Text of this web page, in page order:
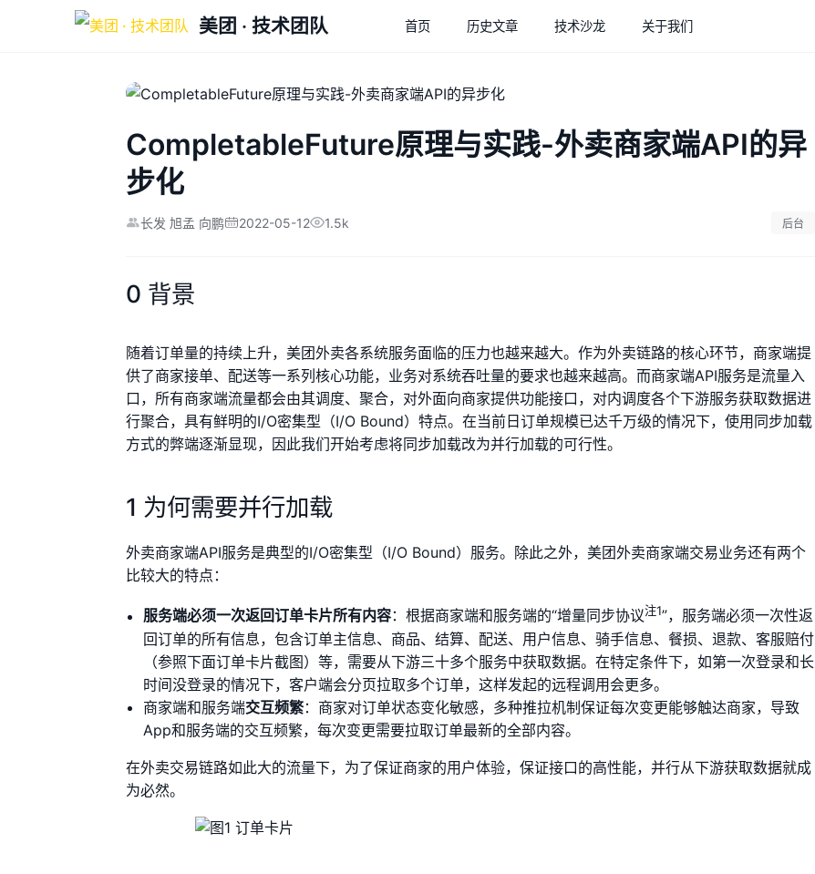
美团 · 技术团队 首页 历史文章 技术沙龙 关于我们
CompletableFuture原理与实践-外卖商家端API的异
步化
长发 旭孟 向鹏 2022-05-12 1.5k 后台
0 背景
随着订单量的持续上升，美团外卖各系统服务面临的压力也越来越大。作为外卖链路的核心环节，商家端提
供了商家接单、配送等一系列核心功能，业务对系统吞吐量的要求也越来越高。而商家端API服务是流量入
口，所有商家端流量都会由其调度、聚合，对外面向商家提供功能接口，对内调度各个下游服务获取数据进
行聚合，具有鲜明的I/O密集型（I/O Bound）特点。在当前日订单规模已达千万级的情况下，使用同步加载
方式的弊端逐渐显现，因此我们开始考虑将同步加载改为并行加载的可行性。
1 为何需要并行加载
外卖商家端API服务是典型的I/O密集型（I/O Bound）服务。除此之外，美团外卖商家端交易业务还有两个
比较大的特点：
服务端必须一次返回订单卡片所有内容：根据商家端和服务端的“增量同步协议注1”，服务端必须一次性返
回订单的所有信息，包含订单主信息、商品、结算、配送、用户信息、骑手信息、餐损、退款、客服赔付
（参照下面订单卡片截图）等，需要从下游三十多个服务中获取数据。在特定条件下，如第一次登录和长
时间没登录的情况下，客户端会分页拉取多个订单，这样发起的远程调用会更多。
商家端和服务端交互频繁：商家对订单状态变化敏感，多种推拉机制保证每次变更能够触达商家，导致
App和服务端的交互频繁，每次变更需要拉取订单最新的全部内容。
在外卖交易链路如此大的流量下，为了保证商家的用户体验，保证接口的高性能，并行从下游获取数据就成
为必然。